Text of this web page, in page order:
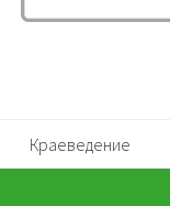
Краеведение